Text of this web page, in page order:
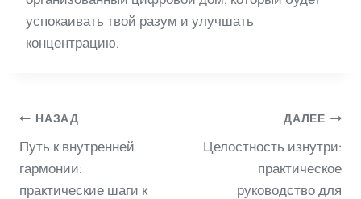
успокаивать твой разум и улучшать
концентрацию.
Навигация
по
НАЗАД
Путь к внутренней
гармонии:
практические шаги к
ДАЛЕЕ
Целостность изнутри:
практическое
руководство для